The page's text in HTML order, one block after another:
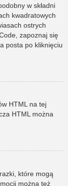
w składni
kwadratowych
ostrych
zapoznaj się
posta po kliknięciu
HTML na tej
HTML można
które mogą
można też